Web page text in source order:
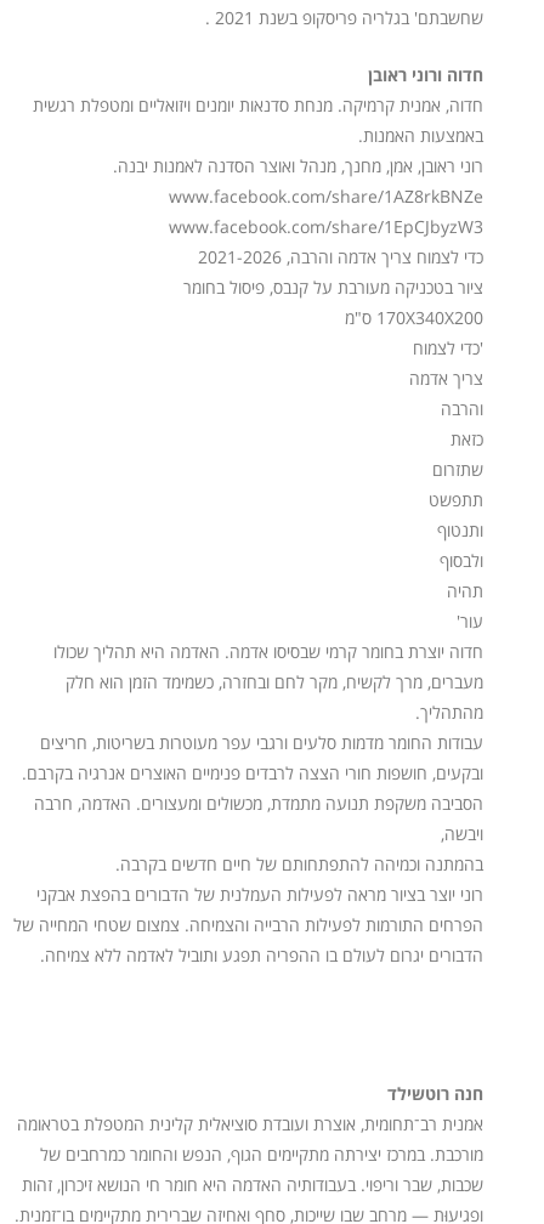
שחשבתם' בגלריה פריסקופ בשנת 2021 .
חדוה ורוני ראובן
חדוה, אמנית קרמיקה. מנחת סדנאות יומנים ויזואליים ומטפלת רגשית
באמצעות האמנות.
רוני ראובן, אמן, מחנך, מנהל ואוצר הסדנה לאמנות יבנה.
www.facebook.com/share/1AZ8rkBNZe
www.facebook.com/share/1EpCJbyzW3
כדי לצמוח צריך אדמה והרבה, 2021-2026
ציור בטכניקה מעורבת על קנבס, פיסול בחומר
170X340X200 ס"מ
'כדי לצמוח
צריך אדמה
והרבה
כזאת
שתזרום
תתפשט
ותנטוף
ולבסוף
תהיה
עור'
חדוה יוצרת בחומר קרמי שבסיסו אדמה. האדמה היא תהליך שכולו
מעברים, מרך לקשיח, מקר לחם ובחזרה, כשמימד הזמן הוא חלק
מהתהליך.
עבודות החומר מדמות סלעים ורגבי עפר מעוטרות בשריטות, חריצים
ובקעים, חושפות חורי הצצה לרבדים פנימיים האוצרים אנרגיה בקרבם.
הסביבה משקפת תנועה מתמדת, מכשולים ומעצורים. האדמה, חרבה
ויבשה,
בהמתנה וכמיהה להתפתחותם של חיים חדשים בקרבה.
רוני יוצר בציור מראה לפעילות העמלנית של הדבורים בהפצת אבקני
הפרחים התורמות לפעילות הרבייה והצמיחה. צמצום שטחי המחייה של
הדבורים יגרום לעולם בו ההפריה תפגע ותוביל לאדמה ללא צמיחה.
חנה רוטשילד
אמנית רב־תחומית, אוצרת ועובדת סוציאלית קלינית המטפלת בטראומה
מורכבת. במרכז יצירתה מתקיימים הגוף, הנפש והחומר כמרחבים של
שכבות, שבר וריפוי. בעבודותיה האדמה היא חומר חי הנושא זיכרון, זהות
ופגיעוּת — מרחב שבו שייכות, סחף ואחיזה שברירית מתקיימים בו־זמנית.